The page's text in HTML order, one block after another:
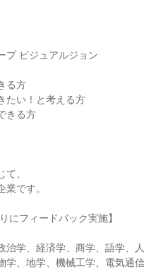
プ ビジュアルジョン
る方
たい！と考える方
きる方
、
業です。
にフィードバック実施】
治学、経済学、商学、語学、人
学、地学、機械工学、電気通信